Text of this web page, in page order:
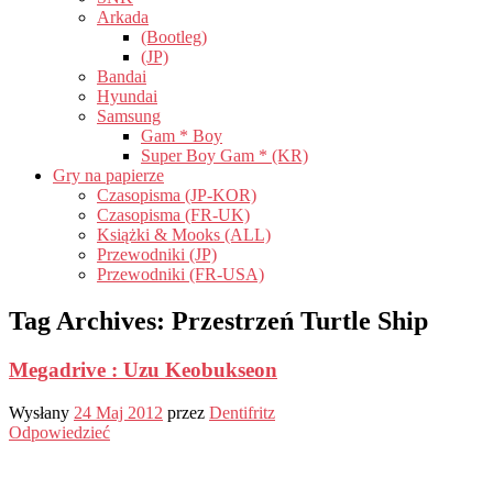
Arkada
(Bootleg)
(JP)
Bandai
Hyundai
Samsung
Gam * Boy
Super Boy Gam * (KR)
Gry na papierze
Czasopisma (JP-KOR)
Czasopisma (FR-UK)
Książki & Mooks (ALL)
Przewodniki (JP)
Przewodniki (FR-USA)
Tag Archives: Przestrzeń Turtle Ship
Megadrive : Uzu Keobukseon
Wysłany 24 Maj 2012 przez Dentifritz
Odpowiedzieć